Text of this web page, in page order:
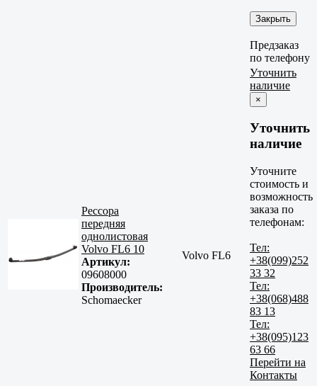
Закрыть
Предзаказ
по телефону
Рессора
передняя
однолистовая
Volvo FL6 10
Артикул:
09608000
Производитель:
Schomaecker
Volvo FL6
Уточнить
наличие
×
Уточнить
наличие
Уточните
стоимость и
возможность
заказа по
телефонам:
Тел:
+38(099)252
33 32
Тел:
+38(068)488
83 13
Тел:
+38(095)123
63 66
Перейти на
Контакты